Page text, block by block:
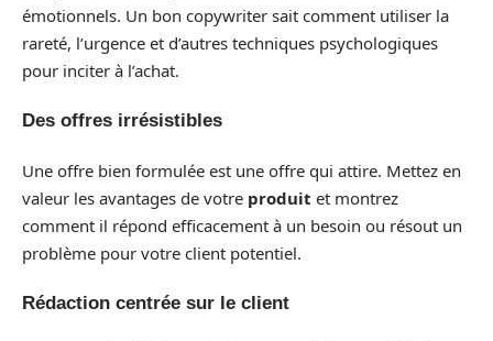
émotionnels. Un bon copywriter sait comment utiliser la
rareté, l’urgence et d’autres techniques psychologiques
pour inciter à l’achat.
Des offres irrésistibles
Une offre bien formulée est une offre qui attire. Mettez en
valeur les avantages de votre produit et montrez
comment il répond efficacement à un besoin ou résout un
problème pour votre client potentiel.
Rédaction centrée sur le client